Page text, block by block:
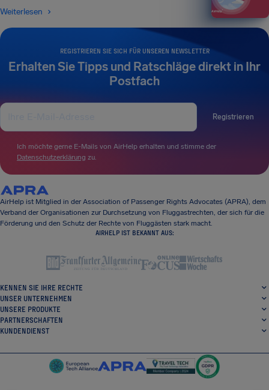
REGISTRIEREN SIE SICH FÜR UNSEREN NEWSLETTER
Erhalten Sie Tipps und Ratschläge direkt in Ihr
Postfach
Registrieren
Ich möchte gerne E-Mails von AirHelp erhalten und stimme der
Datenschutzerklärung zu.
Weiterlesen
AirHelp ist Mitglied in der Association of Passenger Rights Advocates (APRA), dem
Verband der Organisationen zur Durchsetzung von Fluggastrechten, der sich für die
Förderung und den Schutz der Rechte von Fluggästen stark macht.
AIRHELP IST BEKANNT AUS:
KENNEN SIE IHRE RECHTE
UNSER UNTERNEHMEN
UNSERE PRODUKTE
PARTNERSCHAFTEN
KUNDENDIENST